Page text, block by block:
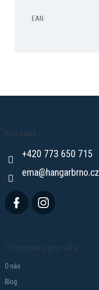
EAN:
Kontakt
+420 773 650 715
ema@hangarbrno.cz
Informace pro vás
O nás
Blog